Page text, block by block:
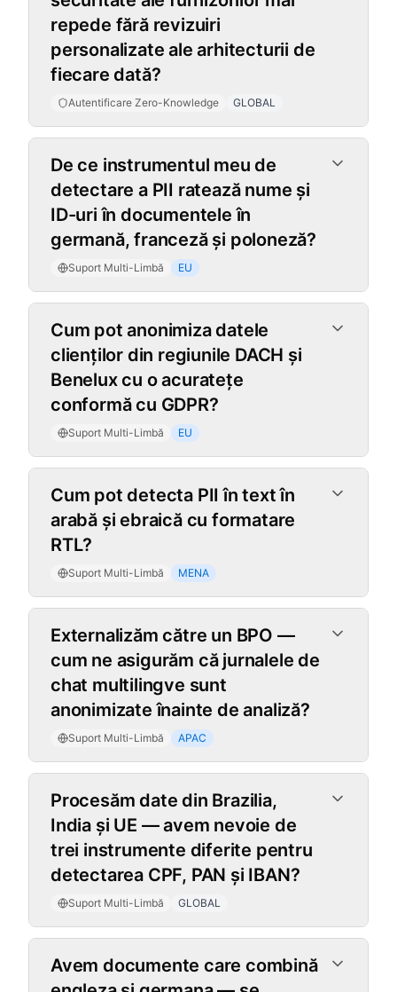
repede fără revizuiri
personalizate ale arhitecturii de
fiecare dată?
Autentificare Zero-Knowledge GLOBAL
Suport Multi-Limbă
De ce instrumentul meu de
detectare a PII ratează nume și
ID-uri în documentele în
germană, franceză și poloneză?
Suport Multi-Limbă EU
Cum pot anonimiza datele
clienților din regiunile DACH și
Benelux cu o acuratețe
conformă cu GDPR?
Suport Multi-Limbă EU
Cum pot detecta PII în text în
arabă și ebraică cu formatare
RTL?
Suport Multi-Limbă MENA
Externalizăm către un BPO —
cum ne asigurăm că jurnalele de
chat multilingve sunt
anonimizate înainte de analiză?
Suport Multi-Limbă APAC
Procesăm date din Brazilia,
India și UE — avem nevoie de
trei instrumente diferite pentru
detectarea CPF, PAN și IBAN?
Suport Multi-Limbă GLOBAL
Avem documente care combină